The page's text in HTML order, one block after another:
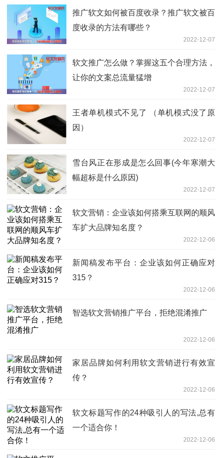
推广软文如何被百度收录？推广软文被百
度收录的方法有哪些？
2022-12-07
软文推广怎么做？掌握这五个合理方法，
让你的文案总流量猛增
2022-12-07
王者单机模式不见了 （单机模式没了原
因）
2022-12-07
雪台风正在形成是怎么回事(今年寒潮大
幅超标是什么原因)
2022-12-07
软文营销：企业该如何搭乘互联网的顺风
车扩大品牌知名度？
2022-12-06
新闻稿发布平台：企业该如何正确应对
315？
2022-12-06
智选软文营销推广平台，拒绝混淆推广
2022-12-06
家居品牌如何利用软文营销进行有效宣
传？
2022-12-06
软文标题写作的24种吸引人的写法,总有
一个适合你！
2022-12-06